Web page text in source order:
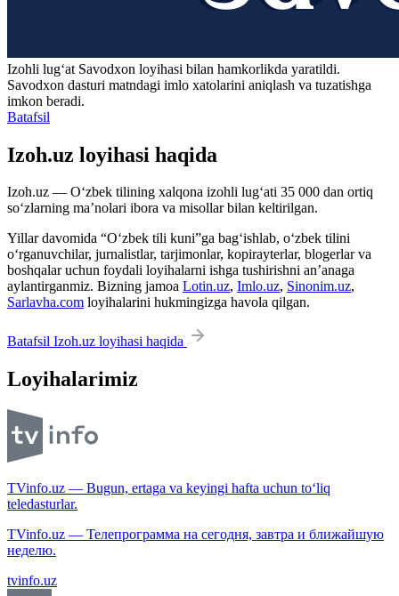
Izohli lugʻat Savodxon loyihasi bilan hamkorlikda yaratildi.
Savodxon dasturi matndagi imlo xatolarini aniqlash va tuzatishga
imkon beradi.
Batafsil
Izoh.uz loyihasi haqida
Izoh.uz — O‘zbek tilining xalqona izohli lug‘ati 35 000 dan ortiq
so‘zlarning ma’nolari ibora va misollar bilan keltirilgan.
Yillar davomida “O‘zbek tili kuni”ga bag‘ishlab, o‘zbek tilini
o‘rganuvchilar, jurnalistlar, tarjimonlar, kopirayterlar, blogerlar va
boshqalar uchun foydali loyihalarni ishga tushirishni an’anaga
aylantirganmiz. Bizning jamoa Lotin.uz, Imlo.uz, Sinonim.uz,
Sarlavha.com loyihalarini hukmingizga havola qilgan.
Batafsil Izoh.uz loyihasi haqida
Loyihalarimiz
TVinfo.uz — Bugun, ertaga va keyingi hafta uchun to‘liq
teledasturlar.
TVinfo.uz — Телепрограмма на сегодня, завтра и ближайшую
неделю.
tvinfo.uz